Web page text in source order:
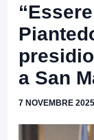
a San
7 NOVEMBRE 2025